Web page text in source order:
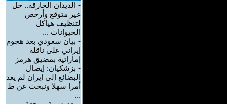
- الديدان الخارقة.. حل
غير متوقع وأرخص
لتنظيف هياكل
الحيوانات ...
- بيان سعودي بعد هجوم
إيراني على ناقلة
إماراتية بمضيق هرمز
- بزشكيان: إيصال
البضائع إلى إيران لم يعد
أمرا سهلا ونبحث عن ط
...